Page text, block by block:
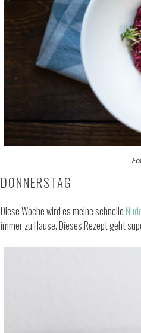
DONNERSTAG
Diese Woche wird es meine schnelle
immer zu Hause. Dieses Rezept geht